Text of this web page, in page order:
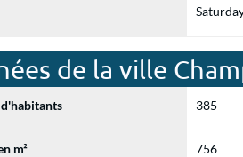
de la ville
385
m² 756